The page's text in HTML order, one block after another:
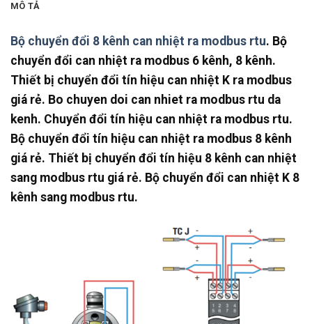
MÔ TẢ
Bộ chuyển đổi 8 kênh can nhiệt ra modbus rtu. Bộ
chuyển đổi can nhiệt ra modbus 6 kênh, 8 kênh.
Thiết bị chuyển đổi tín hiệu can nhiệt K ra modbus
giá rẻ. Bo chuyen doi can nhiet ra modbus rtu da
kenh. Chuyển đổi tín hiệu can nhiệt ra modbus rtu.
Bộ chuyển đổi tín hiệu can nhiệt ra modbus 8 kênh
giá rẻ. Thiết bị chuyển đổi tín hiệu 8 kênh can nhiệt
sang modbus rtu giá rẻ. Bộ chuyển đổi can nhiệt K 8
kênh sang modbus rtu.